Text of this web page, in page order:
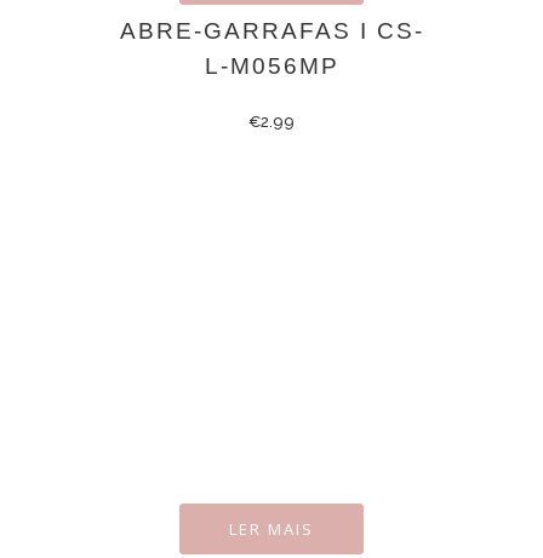
ABRE-GARRAFAS I CS-
L-M056MP
€2.99
LER MAIS